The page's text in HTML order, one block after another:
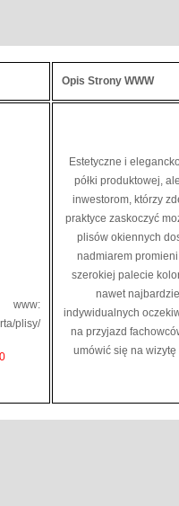
Opis Strony WWW
plisy/
Estetyczne i
półki produktowej,
inwestorom, którzy
praktyce zaskoczyć
plisów okiennych
nadmiarem
szerokiej palecie
nawet
indywidualnych
na przyjazd
umówić się na